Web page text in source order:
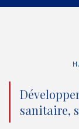
sanitaire,